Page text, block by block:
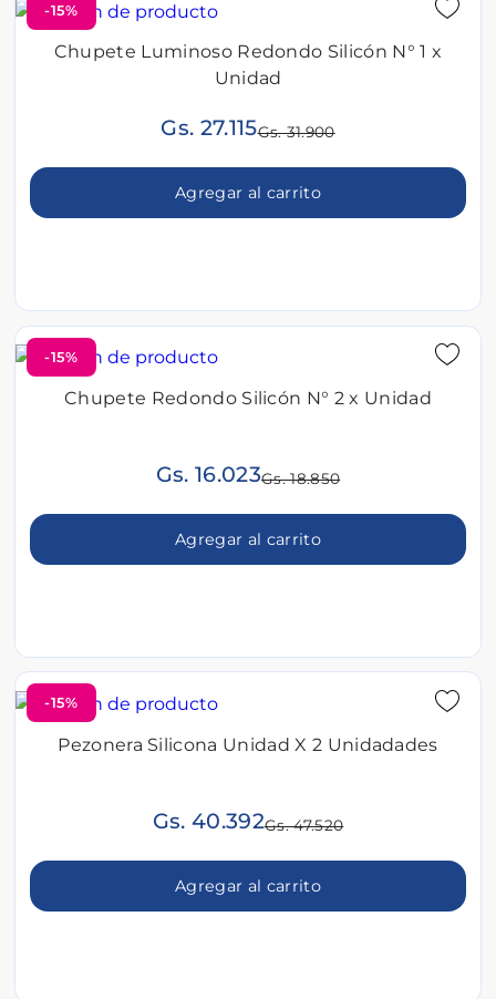
-15%
Chupete Luminoso Redondo Silicón N° 1 x
Unidad
Gs. 27.115Gs. 31.900
Agregar al carrito
-15%
Chupete Redondo Silicón N° 2 x Unidad
Gs. 16.023Gs. 18.850
Agregar al carrito
-15%
Pezonera Silicona Unidad X 2 Unidadades
Gs. 40.392Gs. 47.520
Agregar al carrito